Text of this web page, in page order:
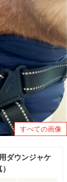
すべての画像
ダウンジャケ